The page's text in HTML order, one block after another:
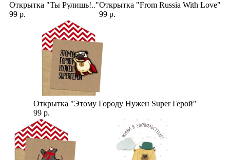
Открытка "Ты Рулишь!.."
99 р.
Открытка "From Russia With Love"
99 р.
Открытка "Этому Городу Нужен Super Герой"
99 р.